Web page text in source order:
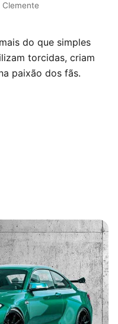
Clemente
do que simples
torcidas, criam
paixão dos fãs.